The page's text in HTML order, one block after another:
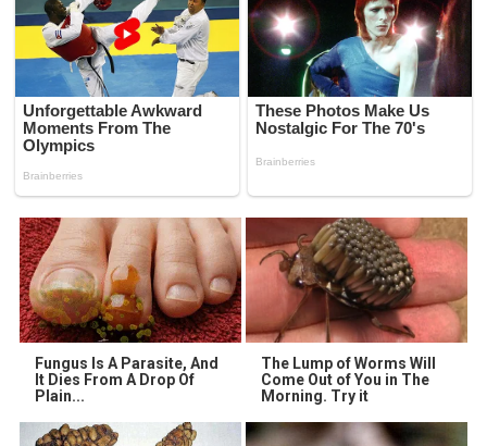
Fungus Is A Parasite, And
It Dies From A Drop Of
Plain...
The Lump of Worms Will
Come Out of You in The
Morning. Try it